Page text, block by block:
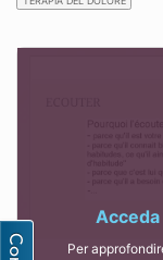
Acceda
Per